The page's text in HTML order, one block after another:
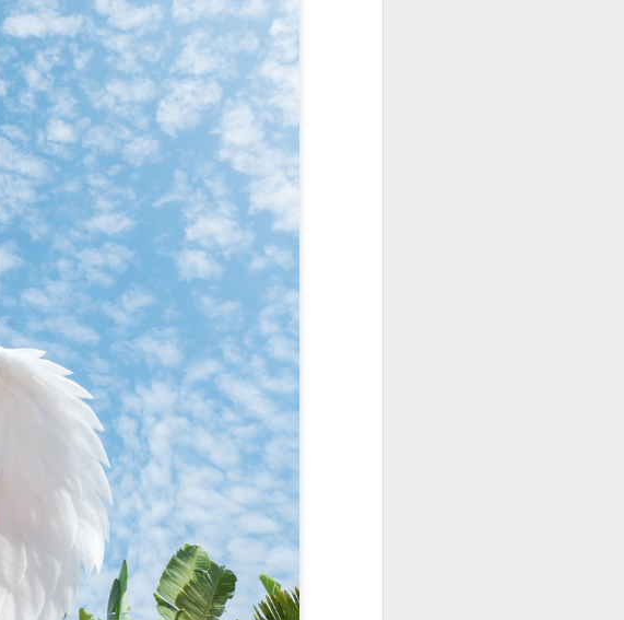
Ngoại
khít
(15/10),
Á hậu
mái
sắc của họ.
truyền
đại, Á
ánh nhìn.
toát lên vẻ
Chiếc áo
hơn khi
trên